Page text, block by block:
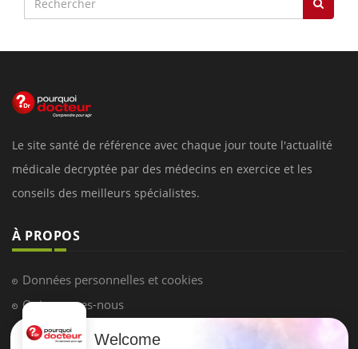
Le site santé de référence avec chaque jour toute l'actualité
médicale decryptée par des médecins en exercice et les
conseils des meilleurs spécialistes.
À PROPOS
Données personnelles et cookies
Qui sommes-nous
Conditions d'utilisation
Welcome